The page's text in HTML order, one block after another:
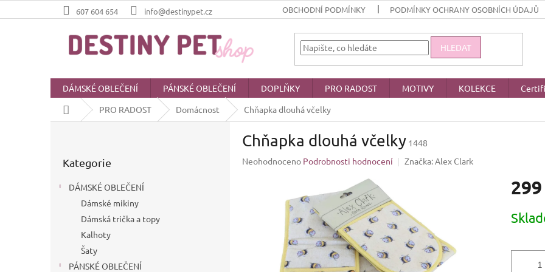
na
607 604 654 info@destinypet.cz OBCHODNÍ PODMÍNKY PODMÍNKY OCHRANY OSOBNÍCH ÚDAJŮ
HLEDAT
DÁMSKÉ OBLEČENÍ PÁNSKÉ OBLEČENÍ DOPLŇKY PRO RADOST MOTIVY KOLEKCE
Domů
PRO RADOST Domácnost Chňapka dlouhá včelky
kategorie
Kategorie
DÁMSKÉ OBLEČENÍ
Dámské mikiny
Dámská trička a topy
Kalhoty
Šaty
PÁNSKÉ OBLEČENÍ
Chňapka dlouhá včelky 1448
Průměrné
Neohodnoceno Podrobnosti hodnocení Značka:Alex Clark
cena: